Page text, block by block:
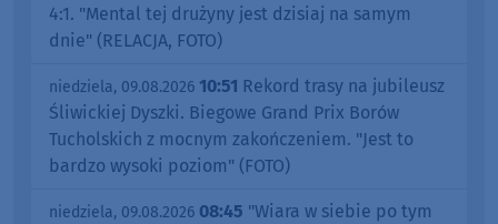
4:1. "Mental tej drużyny jest dzisiaj na samym
dnie" (RELACJA, FOTO)
niedziela, 09.08.2026 10:51 Rekord trasy na jubileusz
Śliwickiej Dyszki. Biegowe Grand Prix Borów
Tucholskich z mocnym zakończeniem. "Jest to
bardzo wysoki poziom" (FOTO)
niedziela, 09.08.2026 08:45 "Wiara w siebie po tym